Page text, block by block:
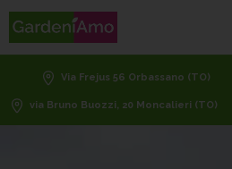
Via Frejus 56 Orbassano (TO)
via Bruno Buozzi, 20 Moncalieri (TO)